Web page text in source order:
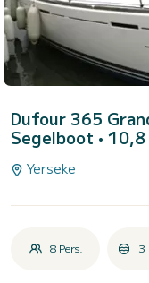
Dufour 365
Segelboot • 10,8
Yerseke
8 Pers. 3